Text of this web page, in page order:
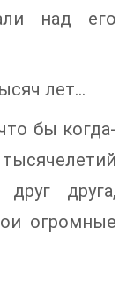
над его
лет…
бы когда-
друг друга,
огромные